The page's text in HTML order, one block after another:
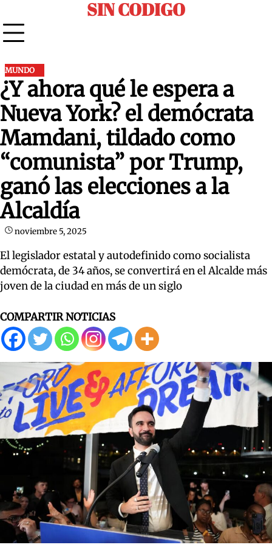
to
content
SIN CODIGO
MUNDO
¿Y ahora qué le espera a
Nueva York? el demócrata
Mamdani, tildado como
“comunista” por Trump,
ganó las elecciones a la
Alcaldía
noviembre 5, 2025
El legislador estatal y autodefinido como socialista
demócrata, de 34 años, se convertirá en el Alcalde más
joven de la ciudad en más de un siglo
COMPARTIR NOTICIAS